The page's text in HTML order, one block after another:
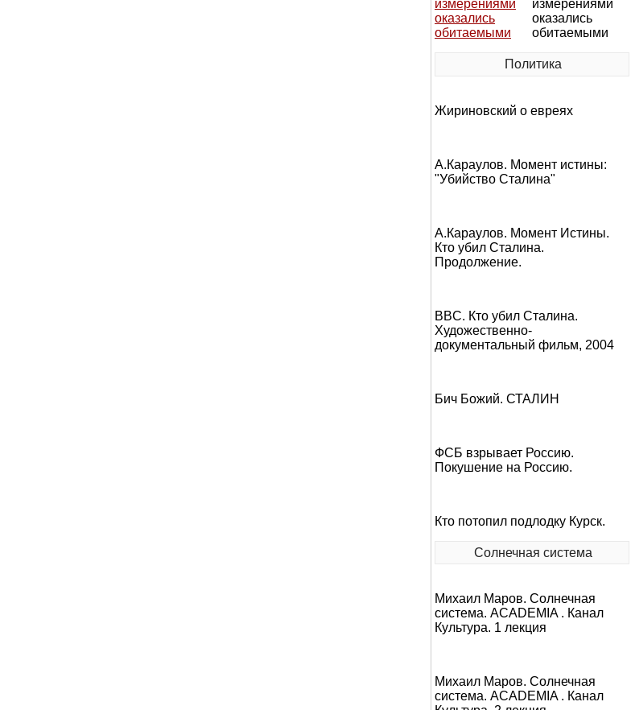
измерениями
оказались
обитаемыми
Политика
Жириновский о евреях
А.Караулов. Момент истины:
"Убийство Сталина"
А.Караулов. Момент Истины.
Кто убил Сталина.
Продолжение.
BBC. Кто убил Сталина.
Художественно-
документальный фильм, 2004
Бич Божий. СТАЛИН
ФСБ взрывает Россию.
Покушение на Россию.
Кто потопил подлодку Курск.
Солнечная система
Михаил Маров. Солнечная
система. ACADEMIA . Канал
Культура. 1 лекция
Михаил Маров. Солнечная
система. ACADEMIA . Канал